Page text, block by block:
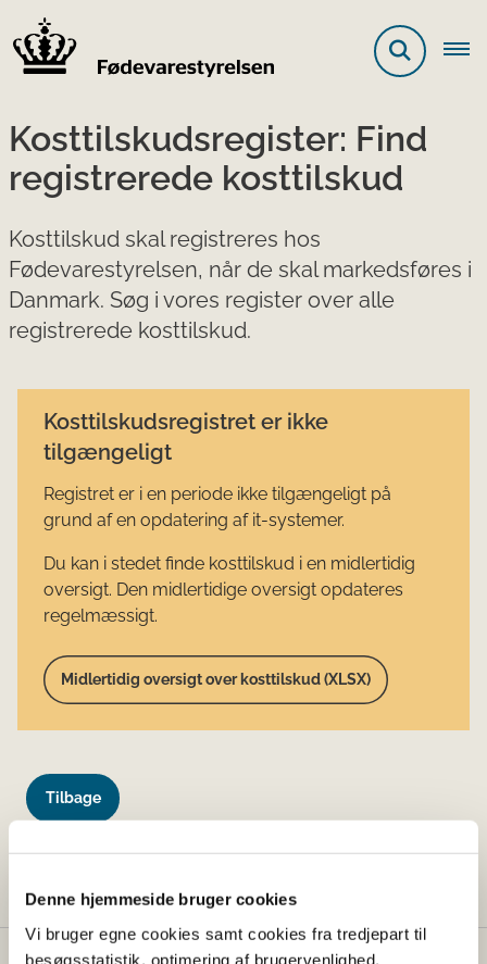
Denne hjemmeside bruger cookies
Vi bruger egne cookies samt cookies fra tredjepart til
besøgsstatistik, optimering af brugervenlighed,
Kosttilskudsregister: Find
registrerede kosttilskud
Kosttilskud skal registreres hos
Fødevarestyrelsen, når de skal markedsføres i
Danmark. Søg i vores register over alle
registrerede kosttilskud.
Kosttilskudsregistret er ikke
tilgængeligt
Registret er i en periode ikke tilgængeligt på
grund af en opdatering af it-systemer.
Du kan i stedet finde kosttilskud i en midlertidig
oversigt. Den midlertidige oversigt opdateres
regelmæssigt.
Midlertidig oversigt over kosttilskud (XLSX)
Tilbage